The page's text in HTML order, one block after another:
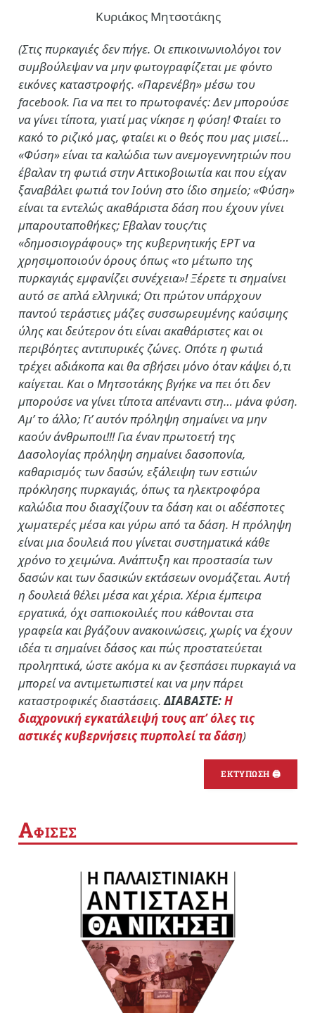
Κυριάκος Μητσοτάκης
(Στις πυρκαγιές δεν πήγε. Οι επικοινωνιολόγοι τον
συμβούλεψαν να μην φωτογραφίζεται με φόντο
εικόνες καταστροφής. «Παρενέβη» μέσω του
facebook. Για να πει το πρωτοφανές: Δεν μπορούσε
να γίνει τίποτα, γιατί μας νίκησε η φύση! Φταίει το
κακό το ριζικό μας, φταίει κι ο θεός που μας μισεί…
«Φύση» είναι τα καλώδια των ανεμογεννητριών που
έβαλαν τη φωτιά στην Αττικοβοιωτία και που είχαν
ξαναβάλει φωτιά τον Ιούνη στο ίδιο σημείο; «Φύση»
είναι τα εντελώς ακαθάριστα δάση που έχουν γίνει
μπαρουταποθήκες; Εβαλαν τους/τις
«δημοσιογράφους» της κυβερνητικής ΕΡΤ να
χρησιμοποιούν όρους όπως «το μέτωπο της
πυρκαγιάς εμφανίζει συνέχεια»! Ξέρετε τι σημαίνει
αυτό σε απλά ελληνικά; Οτι πρώτον υπάρχουν
παντού τεράστιες μάζες συσσωρευμένης καύσιμης
ύλης και δεύτερον ότι είναι ακαθάριστες και οι
περιβόητες αντιπυρικές ζώνες. Οπότε η φωτιά
τρέχει αδιάκοπα και θα σβήσει μόνο όταν κάψει ό,τι
καίγεται. Και ο Μητσοτάκης βγήκε να πει ότι δεν
μπορούσε να γίνει τίποτα απέναντι στη… μάνα φύση.
Αμ’ το άλλο; Γι’ αυτόν πρόληψη σημαίνει να μην
καούν άνθρωποι!!! Για έναν πρωτοετή της
Δασολογίας πρόληψη σημαίνει δασοπονία,
καθαρισμός των δασών, εξάλειψη των εστιών
πρόκλησης πυρκαγιάς, όπως τα ηλεκτροφόρα
καλώδια που διασχίζουν τα δάση και οι αδέσποτες
χωματερές μέσα και γύρω από τα δάση. Η πρόληψη
είναι μια δουλειά που γίνεται συστηματικά κάθε
χρόνο το χειμώνα. Ανάπτυξη και προστασία των
δασών και των δασικών εκτάσεων ονομάζεται. Αυτή
η δουλειά θέλει μέσα και χέρια. Χέρια έμπειρα
εργατικά, όχι σαπιοκοιλιές που κάθονται στα
γραφεία και βγάζουν ανακοινώσεις, χωρίς να έχουν
ιδέα τι σημαίνει δάσος και πώς προστατεύεται
προληπτικά, ώστε ακόμα κι αν ξεσπάσει πυρκαγιά να
μπορεί να αντιμετωπιστεί και να μην πάρει
καταστροφικές διαστάσεις.ΔΙΑΒΑΣΤΕ:Η
διαχρονική εγκατάλειψή τους απ’ όλες τις
αστικές κυβερνήσεις πυρπολεί τα δάση)
ΕΚΤΥΠΩΣΗ 🖨
ΑΦΙΣΕΣ